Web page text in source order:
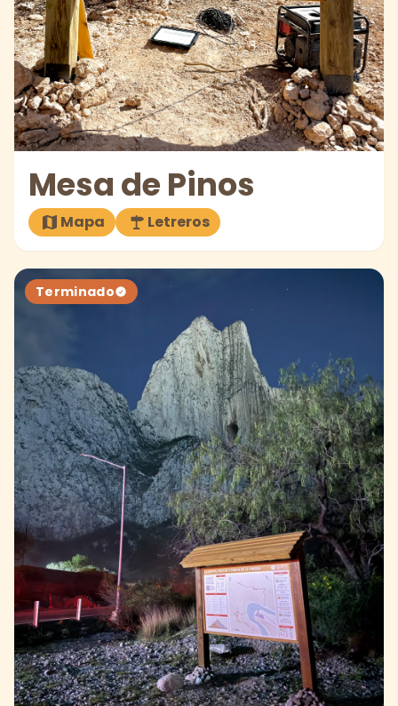
Mesa de Pinos
Mapa Letreros
Terminado